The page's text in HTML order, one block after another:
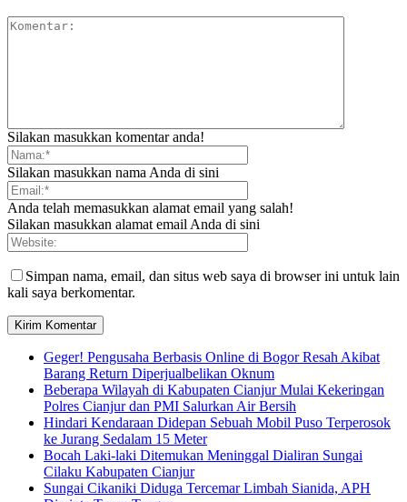
Silakan masukkan komentar anda!
Silakan masukkan nama Anda di sini
Anda telah memasukkan alamat email yang salah!
Silakan masukkan alamat email Anda di sini
Simpan nama, email, dan situs web saya di browser ini untuk lain
kali saya berkomentar.
Geger! Pengusaha Berbasis Online di Bogor Resah Akibat
Barang Return Diperjualbelikan Oknum
Beberapa Wilayah di Kabupaten Cianjur Mulai Kekeringan
Polres Cianjur dan PMI Salurkan Air Bersih
Hindari Kendaraan Didepan Sebuah Mobil Puso Terperosok
ke Jurang Sedalam 15 Meter
Bocah Laki-laki Ditemukan Meninggal Dialiran Sungai
Cilaku Kabupaten Cianjur
Sungai Cikaniki Diduga Tercemar Limbah Sianida, APH